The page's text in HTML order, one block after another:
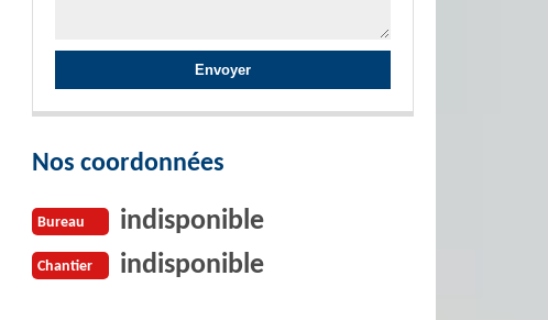
Nos coordonnées
Bureau indisponible
Chantier indisponible